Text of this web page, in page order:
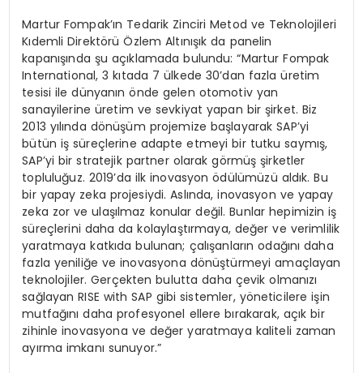
Martur Fompak’ın Tedarik Zinciri Metod ve Teknolojileri
Kıdemli Direktörü Özlem Altınışık da panelin
kapanışında şu açıklamada bulundu: “Martur Fompak
International, 3 kıtada 7 ülkede 30’dan fazla üretim
tesisi ile dünyanın önde gelen otomotiv yan
sanayilerine üretim ve sevkiyat yapan bir şirket. Biz
2013 yılında dönüşüm projemize başlayarak SAP’yi
bütün iş süreçlerine adapte etmeyi bir tutku saymış,
SAP’yi bir stratejik partner olarak görmüş şirketler
topluluğuz. 2019’da ilk inovasyon ödülümüzü aldık. Bu
bir yapay zeka projesiydi. Aslında, inovasyon ve yapay
zeka zor ve ulaşılmaz konular değil. Bunlar hepimizin iş
süreçlerini daha da kolaylaştırmaya, değer ve verimlilik
yaratmaya katkıda bulunan; çalışanların odağını daha
fazla yeniliğe ve inovasyona dönüştürmeyi amaçlayan
teknolojiler. Gerçekten bulutta daha çevik olmanızı
sağlayan RISE with SAP gibi sistemler, yöneticilere işin
mutfağını daha profesyonel ellere bırakarak, açık bir
zihinle inovasyona ve değer yaratmaya kaliteli zaman
ayırma imkanı sunuyor.”